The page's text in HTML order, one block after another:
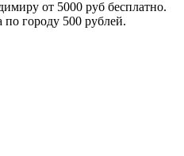
от 5000 руб бесплатно.
по городу 500 рублей.